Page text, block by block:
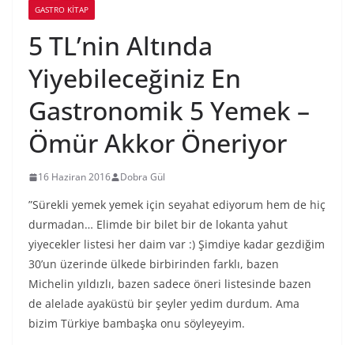
GASTRO KITAP
5 TL’nin Altında
Yiyebileceğiniz En
Gastronomik 5 Yemek –
Ömür Akkor Öneriyor
16 Haziran 2016 Dobra Gül
”Sürekli yemek yemek için seyahat ediyorum hem de hiç
durmadan… Elimde bir bilet bir de lokanta yahut
yiyecekler listesi her daim var :) Şimdiye kadar gezdiğim
30’un üzerinde ülkede birbirinden farklı, bazen
Michelin yıldızlı, bazen sadece öneri listesinde bazen
de alelade ayaküstü bir şeyler yedim durdum. Ama
bizim Türkiye bambaşka onu söyleyeyim.